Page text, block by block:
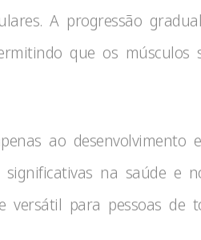
A progressão
que os músculos
ao desenvolvimento
na saúde e
para pessoas de